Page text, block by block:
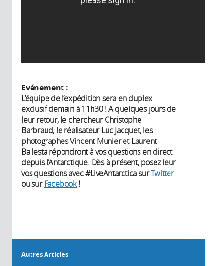
Evénement :
L’équipe de l’expédition sera en duplex
exclusif demain à 11h30 ! A quelques jours de
leur retour, le chercheur Christophe
Barbraud, le réalisateur Luc Jacquet, les
photographes Vincent Munier et Laurent
Ballesta répondront à vos questions en direct
depuis l’Antarctique. Dès à présent, posez leur
vos questions avec #LiveAntarctica surTwitter
ou surFacebook!
Autres Articles